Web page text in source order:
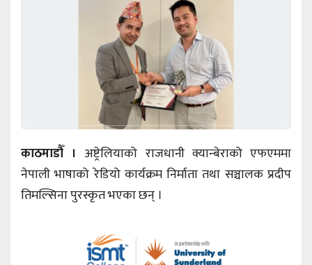
काठमाडौँ । अष्ट्रेलियाको राजधानी क्यान्बेराको एफएममा
नेपाली भाषाको रेडियो कार्यक्रम निर्माता तथा सञ्चालक प्रदीप
तिमल्सिना पुरस्कृत भएका छन् ।